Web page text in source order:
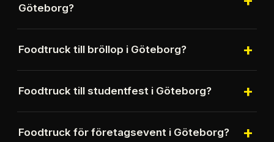
Göteborg?
moms och matpriserna börjar från 129 kr per
person inklusive moms.
Foodtruck till bröllop i Göteborg? +
cateringtjänster.
Foodtruck till studentfest i Göteborg? +
Foodtruck för företagsevent i Göteborg?
+